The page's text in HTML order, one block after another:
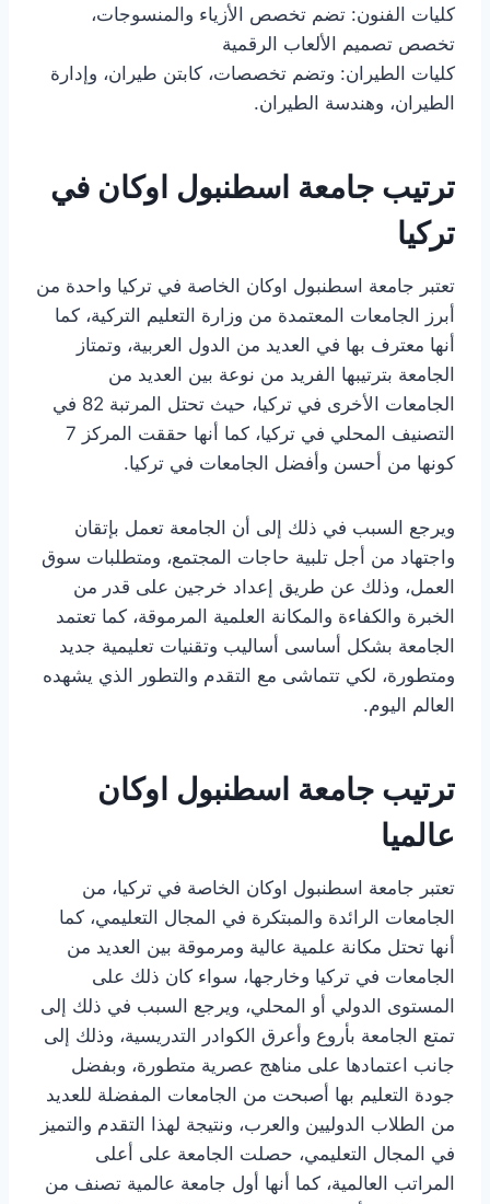
كليات الفنون: تضم تخصص الأزياء والمنسوجات،
تخصص تصميم الألعاب الرقمية
كليات الطيران: وتضم تخصصات، كابتن طيران، وإدارة
الطيران، وهندسة الطيران.
ترتيب جامعة اسطنبول اوكان في
تركيا
تعتبر جامعة اسطنبول اوكان الخاصة في تركيا واحدة من
أبرز الجامعات المعتمدة من وزارة التعليم التركية، كما
أنها معترف بها في العديد من الدول العربية، وتمتاز
الجامعة بترتيبها الفريد من نوعة بين العديد من
الجامعات الأخرى في تركيا، حيث تحتل المرتبة 82 في
التصنيف المحلي في تركيا، كما أنها حققت المركز 7
كونها من أحسن وأفضل الجامعات في تركيا.
ويرجع السبب في ذلك إلى أن الجامعة تعمل بإتقان
واجتهاد من أجل تلبية حاجات المجتمع، ومتطلبات سوق
العمل، وذلك عن طريق إعداد خرجين على قدر من
الخبرة والكفاءة والمكانة العلمية المرموقة، كما تعتمد
الجامعة بشكل أساسى أساليب وتقنيات تعليمية جديد
ومتطورة، لكي تتماشى مع التقدم والتطور الذي يشهده
العالم اليوم.
ترتيب جامعة اسطنبول اوكان
عالميا
تعتبر جامعة اسطنبول اوكان الخاصة في تركيا، من
الجامعات الرائدة والمبتكرة في المجال التعليمي، كما
أنها تحتل مكانة علمية عالية ومرموقة بين العديد من
الجامعات في تركيا وخارجها، سواء كان ذلك على
المستوى الدولي أو المحلي، ويرجع السبب في ذلك إلى
تمتع الجامعة بأروع وأعرق الكوادر التدريسية، وذلك إلى
جانب اعتمادها على مناهج عصرية متطورة، وبفضل
جودة التعليم بها أصبحت من الجامعات المفضلة للعديد
من الطلاب الدوليين والعرب، ونتيجة لهذا التقدم والتميز
في المجال التعليمي، حصلت الجامعة على أعلى
المراتب العالمية، كما أنها أول جامعة عالمية تصنف من